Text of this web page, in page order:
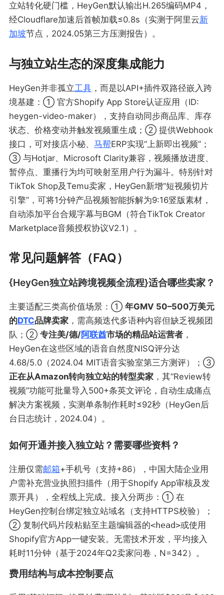
立站转化硬门槛，HeyGen默认输出H.265编码MP4，
经Cloudflare加速后首帧加载≤0.8s（实测于阿里云新
加坡节点，2024.05第三方压测报告）。
与独立站生态的深度集成能力
HeyGen并非孤立工具，而是以API+插件双路径嵌入跨
境基建：① 官方Shopify App Store认证应用（ID:
heygen-video-maker），支持自动同步商品库、库存
状态、价格变动并触发视频重生成；② 提供Webhook
接口，可对接店小秘、 马帮ERP实现“上新即出视频”；
③ 与Hotjar、Microsoft Clarity兼容，视频播放进度、
暂停点、重播行为均可映射至用户行为漏斗。特别针对
TikTok Shop及Temu卖家，HeyGen新增“短视频切片
引擎”，可将1分钟产品视频智能拆解为9:16竖版素材，
自动添加平台合规字幕与BGM（符合TikTok Creator
Marketplace音频授权协议V2.1）。
常见问题解答（FAQ）
{HeyGen独立站跨境视频全流程}适合哪些卖家？
主要适配三类高价值场景：① 年GMV 50–500万美元
的DTC品牌卖家，需高频迭代多语种内容但缺乏视频团
队；② 专注美/德/阿联酋市场的精品站运营者，
HeyGen在这些区域的语音自然度NISQ评分达
4.68/5.0（2024.04 MIT语音实验室第三方测评）；③
正在从Amazon转向独立站的转型卖家，其“Review转
视频”功能可批量导入500+条英文评论，自动生成痛点
解决方案视频，实测单条制作耗时≤92秒（HeyGen后
台日志统计，2024.04）。
如何开通并接入独立站？需要哪些资料？
注册仅需邮箱+手机号（支持+86），中国大陆企业用
户需补充营业执照扫描件（用于Shopify App审核及发
票开具），全程线上完成。接入分两步：① 在
HeyGen控制台绑定独立站域名（支持HTTPS校验）；
② 复制代码片段粘贴至主题编辑器的<head>或使用
Shopify官方App一键安装。无需技术开发，平均接入
耗时11分钟（基于2024年Q2卖家问卷，N=342）。
费用结构与成本控制要点